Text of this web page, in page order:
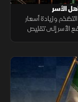
الأسر
وزيادة أسعار
الأسر إلى تقليص